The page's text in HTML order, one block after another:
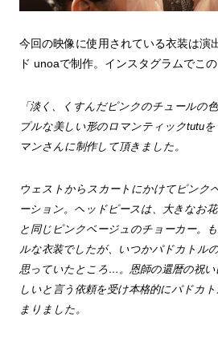
今回の映像に使用されている衣装は演
ド unoaで制作。インスタグラムでこ
「淡く、くすんだピンクのチュールの
プルな美しい形のロマンティックtutu
マンさんに制作して頂きました。
ウェストからスカートにかけてピンク
ーション。ヘッドピースは、大きなお
と同じピンクベージュのチョーカー。
ルな衣装でしたが、いつかパドカトル
思っていたところ…。恩師の還暦の祝
しいと言う依頼を受け本格的にパドカ
まりました。